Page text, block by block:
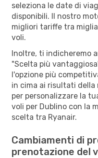
seleziona le date di
disponibili. Il nostro
migliori tariffe tra
voli.
Inoltre, ti indicheremo
"Scelta più
l'opzione più
in cima ai risultati
per personalizzare la
voli per Dublino con la
scelta tra Ryanair.
Cambiamenti di
prenotazione del